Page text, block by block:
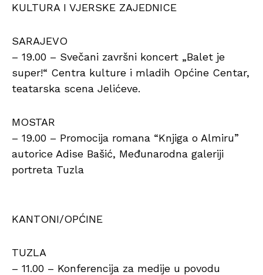
KULTURA I VJERSKE ZAJEDNICE
SARAJEVO
– 19.00 – Svečani završni koncert „Balet je
super!“ Centra kulture i mladih Općine Centar,
teatarska scena Jelićeve.
MOSTAR
– 19.00 – Promocija romana “Knjiga o Almiru”
autorice Adise Bašić, Međunarodna galeriji
portreta Tuzla
KANTONI/OPĆINE
TUZLA
– 11.00 – Konferencija za medije u povodu